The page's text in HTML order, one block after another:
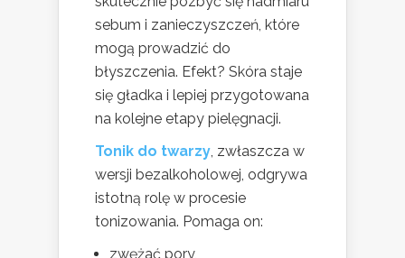
sebum i zanieczyszczeń, które
mogą prowadzić do
błyszczenia. Efekt? Skóra staje
się gładka i lepiej przygotowana
na kolejne etapy pielęgnacji.
Tonik do twarzy, zwłaszcza w
wersji bezalkoholowej, odgrywa
istotną rolę w procesie
tonizowania. Pomaga on:
zwężać pory,